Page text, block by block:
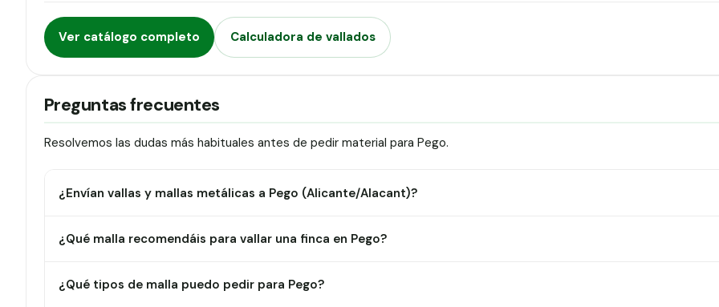
Ver catálogo completo Calculadora de vallados
Preguntas frecuentes
Resolvemos las dudas más habituales antes de pedir material para Pego.
¿Envían vallas y mallas metálicas a Pego (Alicante/Alacant)?
¿Qué malla recomendáis para vallar una finca en Pego?
¿Qué tipos de malla puedo pedir para Pego?